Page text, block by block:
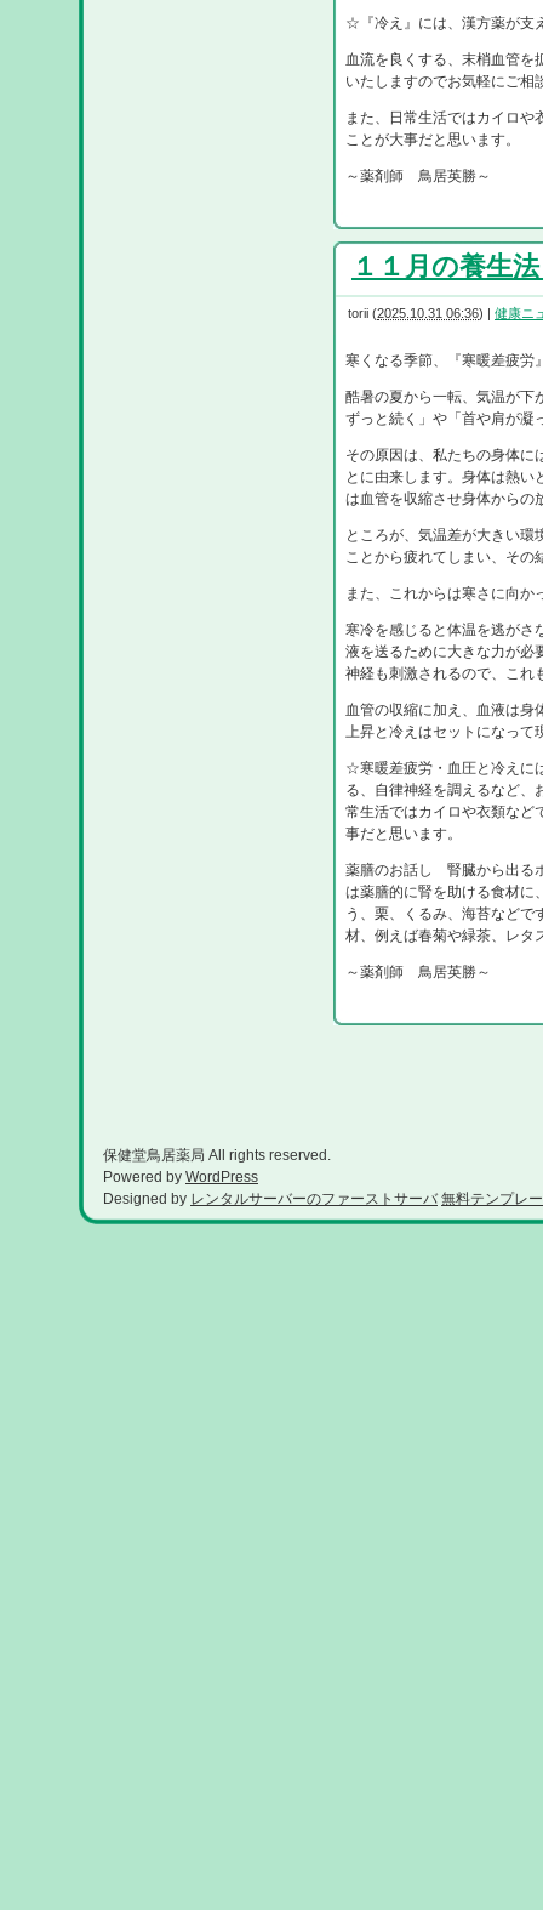
☆『冷え』には、漢方薬が支
血流を良くする、末梢血管を
いたしますのでお気軽にご相
また、日常生活ではカイロ
ことが大事だと思います。
～薬剤師 鳥居英勝～
１１月の養生
torii (2025.10.31 06:36) | 健康ニ
寒くなる季節、『寒暖差疲労
酷暑の夏から一転、気温が下
ずっと続く」や「首や肩が凝
その原因は、私たちの身体に
とに由来します。身体は熱
は血管を収縮させ身体からの
ところが、気温差が大きい
ことから疲れてしまい、その
また、これからは寒さに向
寒冷を感じると体温を逃がさ
液を送るために大きな力が必
神経も刺激されるので、これ
血管の収縮に加え、血液は身
上昇と冷えはセットになって
☆寒暖差疲労・血圧と冷えに
る、自律神経を調えるなど、
常生活ではカイロや衣類など
事だと思います。
薬膳のお話し 腎臓から出る
は薬膳的に腎を助ける食材に
う、栗、くるみ、海苔など
材、例えば春菊や緑茶、レタ
～薬剤師 鳥居英勝～
保健堂鳥居薬局 All rights reserved.
Powered by WordPress
Designed by レンタルサーバーのファーストサーバ 無料テンプレ